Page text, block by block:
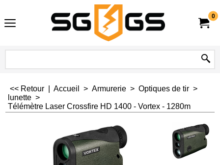
0
<< Retour Accueil > Armurerie > Optiques de tir >
lunette >
Télémètre Laser Crossfire HD 1400 - Vortex - 1280m